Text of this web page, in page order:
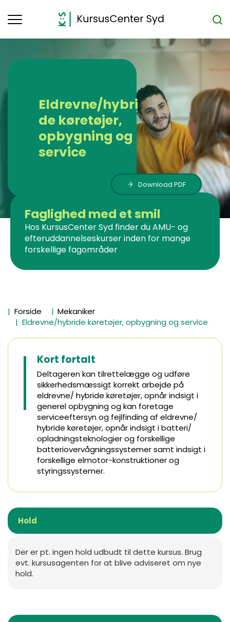
Toggle
Faglighed med et smil
Hos KursusCenter Syd finder du AMU- og
efteruddannelseskurser inden for mange
forskellige fagområder
Eldrevne/hybri
de køretøjer,
opbygning og
service
Download PDF
Forside
Mekaniker
Eldrevne/hybride køretøjer, opbygning og service
Kort fortalt
Deltageren kan tilrettelægge og udføre
sikkerhedsmæssigt korrekt arbejde på
eldrevne/ hybride køretøjer, opnår indsigt i
generel opbygning og kan foretage
serviceeftersyn og fejlfinding af eldrevne/
hybride køretøjer, opnår indsigt i batteri/
opladningsteknologier og forskellige
batteriovervågningssystemer samt indsigt i
forskellige elmotor-konstruktioner og
styringssystemer.
Hold
Der er pt. ingen hold udbudt til dette kursus. Brug
evt. kursusagenten for at blive adviseret om nye
hold.